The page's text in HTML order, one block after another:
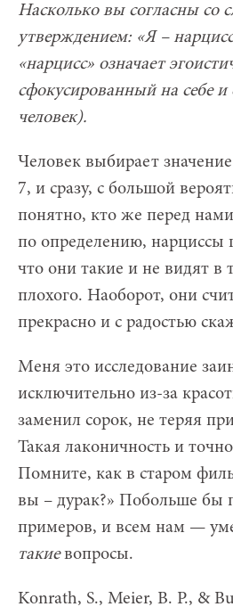
Насколько вы согласны со
утверждением: «Я –
«нарцисс» означает
сфокусированный на себе
человек).
Человек выбирает
7, и сразу, с большой
понятно, кто же перед
по определению, нарциссы
что они такие и не видят в
плохого. Наоборот, они
прекрасно и с радостью
Меня это исследование
исключительно из-за
заменил сорок, не теряя
Такая лаконичность и
Помните, как в старом
вы – дурак?» Побольше бы
примеров, и всем нам —
такиевопросы.
Konrath, S., Meier, B. P., &